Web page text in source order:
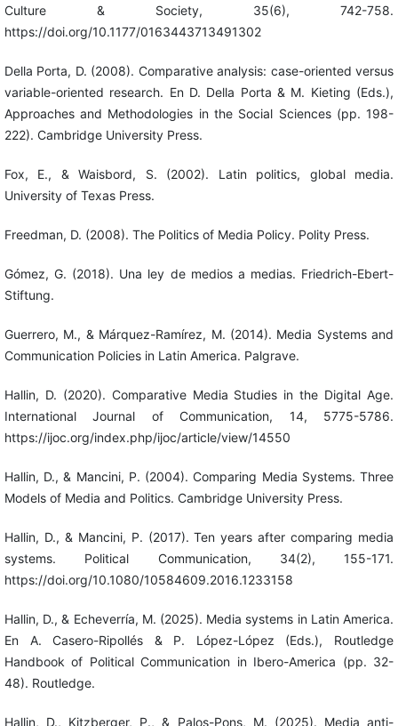
Culture & Society, 35(6), 742-758.
https://doi.org/10.1177/0163443713491302
Della Porta, D. (2008). Comparative analysis: case-oriented versus
variable-oriented research. En D. Della Porta & M. Kieting (Eds.),
Approaches and Methodologies in the Social Sciences (pp. 198-
222). Cambridge University Press.
Fox, E., & Waisbord, S. (2002). Latin politics, global media.
University of Texas Press.
Freedman, D. (2008). The Politics of Media Policy. Polity Press.
Gómez, G. (2018). Una ley de medios a medias. Friedrich-Ebert-
Stiftung.
Guerrero, M., & Márquez-Ramírez, M. (2014). Media Systems and
Communication Policies in Latin America. Palgrave.
Hallin, D. (2020). Comparative Media Studies in the Digital Age.
International Journal of Communication, 14, 5775-5786.
https://ijoc.org/index.php/ijoc/article/view/14550
Hallin, D., & Mancini, P. (2004). Comparing Media Systems. Three
Models of Media and Politics. Cambridge University Press.
Hallin, D., & Mancini, P. (2017). Ten years after comparing media
systems. Political Communication, 34(2), 155-171.
https://doi.org/10.1080/10584609.2016.1233158
Hallin, D., & Echeverría, M. (2025). Media systems in Latin America.
En A. Casero-Ripollés & P. López-López (Eds.), Routledge
Handbook of Political Communication in Ibero-America (pp. 32-
48). Routledge.
Hallin, D., Kitzberger, P., & Palos-Pons, M. (2025). Media anti-